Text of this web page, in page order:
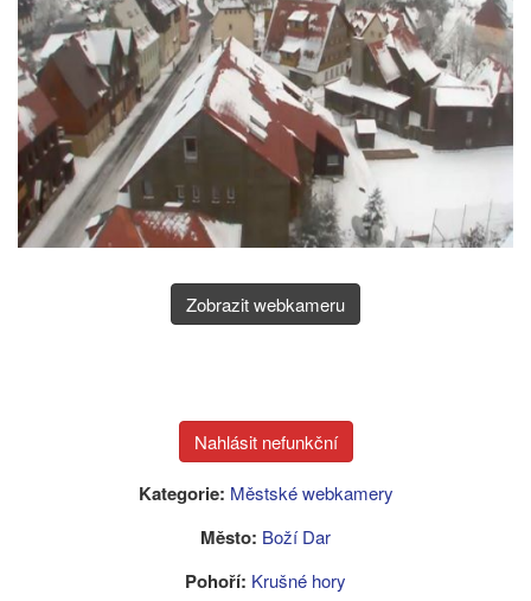
Zobrazit webkameru
Kategorie: Městské webkamery
Město: Boží Dar
Pohoří: Krušné hory